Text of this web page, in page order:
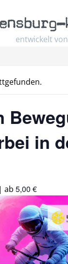
entwickelt von
–
in
| ab 5,00 €